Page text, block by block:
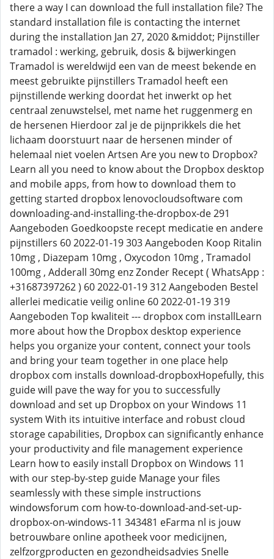
there a way I can download the full installation file? The
standard installation file is contacting the internet
during the installation Jan 27, 2020 &middot; Pijnstiller
tramadol : werking, gebruik, dosis & bijwerkingen
Tramadol is wereldwijd een van de meest bekende en
meest gebruikte pijnstillers Tramadol heeft een
pijnstillende werking doordat het inwerkt op het
centraal zenuwstelsel, met name het ruggenmerg en
de hersenen Hierdoor zal je de pijnprikkels die het
lichaam doorstuurt naar de hersenen minder of
helemaal niet voelen Artsen Are you new to Dropbox?
Learn all you need to know about the Dropbox desktop
and mobile apps, from how to download them to
getting started dropbox lenovocloudsoftware com
downloading-and-installing-the-dropbox-de 291
Aangeboden Goedkoopste recept medicatie en andere
pijnstillers 60 2022-01-19 303 Aangeboden Koop Ritalin
10mg , Diazepam 10mg , Oxycodon 10mg , Tramadol
100mg , Adderall 30mg enz Zonder Recept ( WhatsApp :
+31687397262 ) 60 2022-01-19 312 Aangeboden Bestel
allerlei medicatie veilig online 60 2022-01-19 319
Aangeboden Top kwaliteit --- dropbox com installLearn
more about how the Dropbox desktop experience
helps you organize your content, connect your tools
and bring your team together in one place help
dropbox com installs download-dropboxHopefully, this
guide will pave the way for you to successfully
download and set up Dropbox on your Windows 11
system With its intuitive interface and robust cloud
storage capabilities, Dropbox can significantly enhance
your productivity and file management experience
Learn how to easily install Dropbox on Windows 11
with our step-by-step guide Manage your files
seamlessly with these simple instructions
windowsforum com how-to-download-and-set-up-
dropbox-on-windows-11 343481 eFarma nl is jouw
betrouwbare online apotheek voor medicijnen,
zelfzorgproducten en gezondheidsadvies Snelle